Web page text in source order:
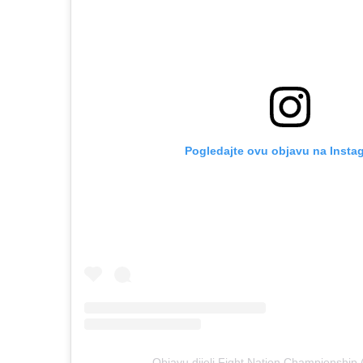
Pogledajte ovu objavu na